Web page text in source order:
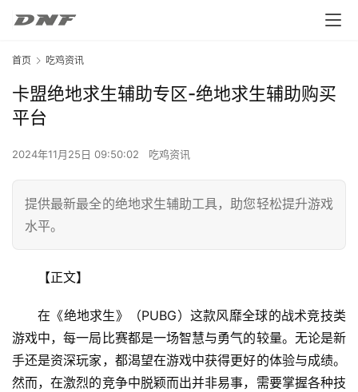
首页 吃鸡资讯
卡盟绝地求生辅助专区-绝地求生辅助购买
平台
2024年11月25日 09:50:02 吃鸡资讯
提供最新最全的绝地求生辅助工具，助您轻松提升游戏
水平。
【正文】
在《绝地求生》（PUBG）这款风靡全球的战术竞技类
游戏中，每一局比赛都是一场智慧与勇气的较量。无论是新
手还是资深玩家，都渴望在游戏中获得更好的体验与成绩。
然而，在激烈的竞争中脱颖而出并非易事，需要掌握各种技